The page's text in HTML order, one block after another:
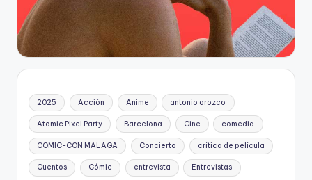
2025 Acción Anime antonio orozco
Atomic Pixel Party Barcelona Cine comedia
COMIC-CON MALAGA Concierto crítica de película
Cuentos Cómic entrevista Entrevistas